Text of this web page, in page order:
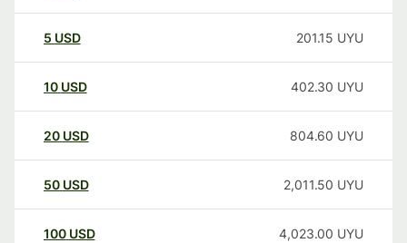
5 USD 201.15 UYU
10 USD 402.30 UYU
20 USD 804.60 UYU
50 USD 2,011.50 UYU
100 USD 4,023.00 UYU